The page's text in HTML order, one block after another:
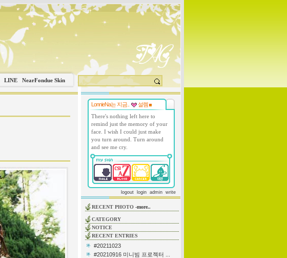
LINE NearFondue Skin
LonnieNa는 지금..
설렘
There's nothing left here to
remind just the memory of your
face. I wish I could just make
you turn around. Turn around
and see me cry.
logout login admin write
RECENT PHOTO -more..
CATEGORY
NOTICE
RECENT ENTRIES
#20211023
#20210916 미니빔 프로젝터 ...